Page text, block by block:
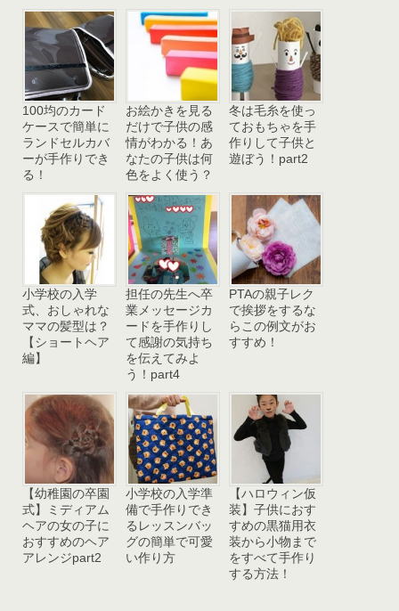
100均のカード
ケースで簡単に
ランドセルカバ
ーが手作りでき
る！
お絵かきを見る
だけで子供の感
情がわかる！あ
なたの子供は何
色をよく使う？
冬は毛糸を使っ
ておもちゃを手
作りして子供と
遊ぼう！part2
小学校の入学
式、おしゃれな
ママの髪型は？
【ショートヘア
編】
担任の先生へ卒
業メッセージカ
ードを手作りし
て感謝の気持ち
を伝えてみよ
う！part4
PTAの親子レク
で挨拶をするな
らこの例文がお
すすめ！
【幼稚園の卒園
式】ミディアム
ヘアの女の子に
おすすめのヘア
アレンジpart2
小学校の入学準
備で手作りでき
るレッスンバッ
グの簡単で可愛
い作り方
【ハロウィン仮
装】子供におす
すめの黒猫用衣
装から小物まで
をすべて手作り
する方法！